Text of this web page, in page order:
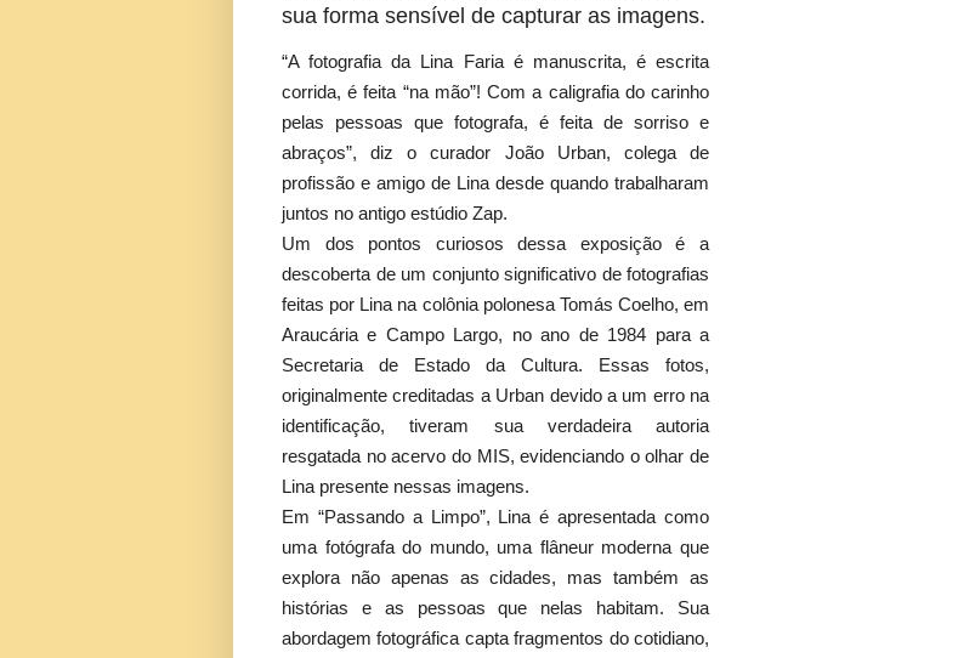
sua forma sensível de capturar as imagens.
“A fotografia da Lina Faria é manuscrita, é escrita
corrida, é feita “na mão”! Com a caligrafia do carinho
pelas pessoas que fotografa, é feita de sorriso e
abraços”, diz o curador João Urban, colega de
profissão e amigo de Lina desde quando trabalharam
juntos no antigo estúdio Zap.
Um dos pontos curiosos dessa exposição é a
descoberta de um conjunto significativo de fotografias
feitas por Lina na colônia polonesa Tomás Coelho, em
Araucária e Campo Largo, no ano de 1984 para a
Secretaria de Estado da Cultura. Essas fotos,
originalmente creditadas a Urban devido a um erro na
identificação, tiveram sua verdadeira autoria
resgatada no acervo do MIS, evidenciando o olhar de
Lina presente nessas imagens.
Em “Passando a Limpo”, Lina é apresentada como
uma fotógrafa do mundo, uma flâneur moderna que
explora não apenas as cidades, mas também as
histórias e as pessoas que nelas habitam. Sua
abordagem fotográfica capta fragmentos do cotidiano,